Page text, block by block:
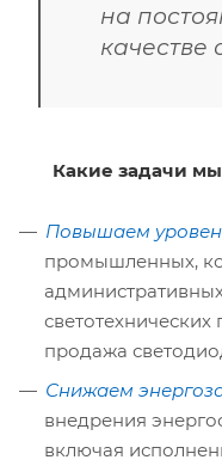
на
качестве
Какие задачи
Повышаем
промышленных,
продажа
Снижаем
внедрения
включая